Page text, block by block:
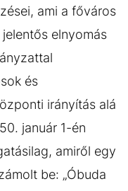
ami a főváros
elnyomás
és
irányítás alá
január 1-én
amiről egy
be: „Óbuda